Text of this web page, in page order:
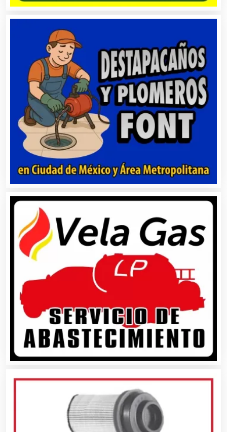
Artes Gráficas
Artesanías
Artículos de Oficina
Artículos de Piel
Artículos Deportivos
Artículos Importados
Artículos para el Hogar
Artículos para Regalos
Artículos Publicitarios